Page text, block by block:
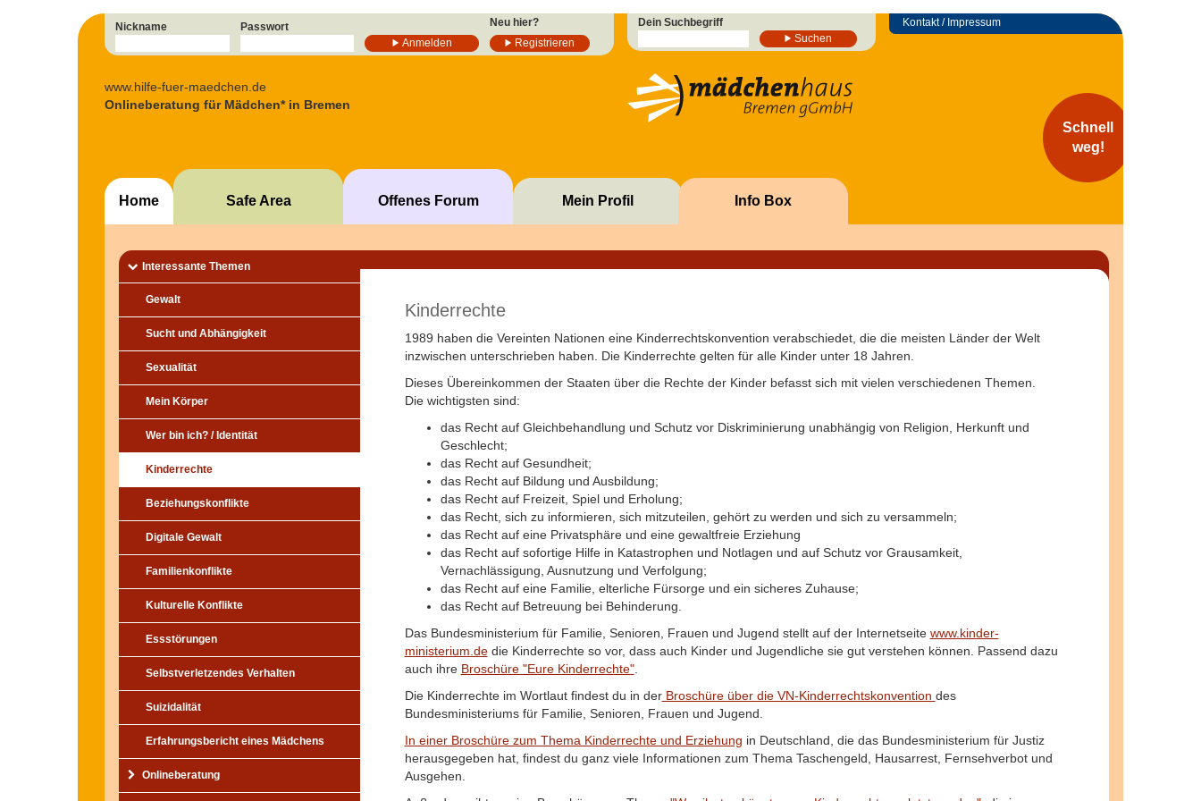
Nickname
Passwort
Anmelden
Neu hier?
Registrieren
Dein Suchbegriff
Suchen
Kontakt / Impressum
www.hilfe-fuer-maedchen.de
Onlineberatung für Mädchen* in Bremen
Home Safe Area Offenes Forum Mein Profil Info Box
Schnell
weg!
Interessante Themen
Gewalt
Sucht und Abhängigkeit
Sexualität
Mein Körper
Wer bin ich? / Identität
Kinderrechte
Beziehungskonflikte
Digitale Gewalt
Familienkonflikte
Kulturelle Konflikte
Essstörungen
Selbstverletzendes Verhalten
Suizidalität
Erfahrungsbericht eines Mädchens
Onlineberatung
Kinderrechte
1989 haben die Vereinten Nationen eine Kinderrechtskonvention verabschiedet, die die meisten Länder der Welt
inzwischen unterschrieben haben. Die Kinderrechte gelten für alle Kinder unter 18 Jahren.
Dieses Übereinkommen der Staaten über die Rechte der Kinder befasst sich mit vielen verschiedenen Themen.
Die wichtigsten sind:
das Recht auf Gleichbehandlung und Schutz vor Diskriminierung unabhängig von Religion, Herkunft und
Geschlecht;
das Recht auf Gesundheit;
das Recht auf Bildung und Ausbildung;
das Recht auf Freizeit, Spiel und Erholung;
das Recht, sich zu informieren, sich mitzuteilen, gehört zu werden und sich zu versammeln;
das Recht auf eine Privatsphäre und eine gewaltfreie Erziehung
das Recht auf sofortige Hilfe in Katastrophen und Notlagen und auf Schutz vor Grausamkeit,
Vernachlässigung, Ausnutzung und Verfolgung;
das Recht auf eine Familie, elterliche Fürsorge und ein sicheres Zuhause;
das Recht auf Betreuung bei Behinderung.
Das Bundesministerium für Familie, Senioren, Frauen und Jugend stellt auf der Internetseite www.kinder-
ministerium.dedie Kinderrechte so vor, dass auch Kinder und Jugendliche sie gut verstehen können. Passend dazu
auch ihre Broschüre "Eure Kinderrechte".
Die Kinderrechte im Wortlaut findest du in derBroschüre über die VN-Kinderrechtskonvention des
Bundesministeriums für Familie, Senioren, Frauen und Jugend.
In einer Broschüre zum Thema Kinderrechte und Erziehung in Deutschland, die das Bundesministerium für Justiz
herausgegeben hat, findest du ganz viele Informationen zum Thema Taschengeld, Hausarrest, Fernsehverbot und
Ausgehen.